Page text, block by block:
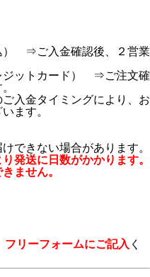
） ⇒ご入金確認後、２営業
ジットカード） ⇒ご注文確
入金タイミングにより、お
ます。
できない場合があります。
発送に日数がかかります。
ません。
フリーフォームにご記入 く